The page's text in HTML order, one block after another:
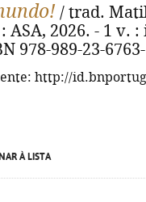
/ trad.
ASA, 2026. - 1 v.
978-989-23-
http://
À LISTA